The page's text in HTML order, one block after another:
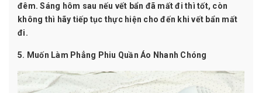
đêm. Sáng hôm sau nếu vết bẩn đã mất đi thì tốt, còn
không thì hãy tiếp tục thực hiện cho đến khi vết bẩn mất
đi.
5. Muốn Làm Phẳng Phiu Quần Áo Nhanh Chóng